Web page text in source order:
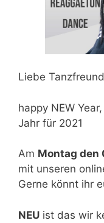
Liebe
happy NEW
Jahr für 2021
Am Montag den
mit unseren
Gerne könnt ihr
NEU ist das wir